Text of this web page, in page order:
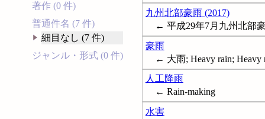
著作 (0 件)
普通件名 (7 件)
細目なし (7 件)
ジャンル・形式 (0 件)
九州北部豪雨 (2017)
← 平成29年7月九州北部
豪雨
← 大雨; Heavy rain; Heavy
人工降雨
← Rain-making
水害